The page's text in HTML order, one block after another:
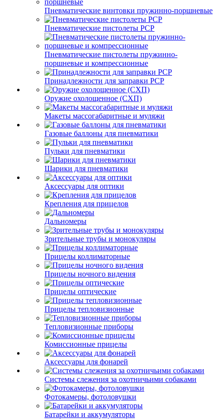
Пневматические винтовки пружинно-поршневые
Пневматические пистолеты PCP
Пневматические пистолеты пружинно-
поршневые и компрессионные
Принадлежности для заправки PCP
Оружие охолощенное (СХП)
Макеты массогабаритные и муляжи
Газовые баллоны для пневматики
Пульки для пневматики
Шарики для пневматики
Аксессуары для оптики
Крепления для прицелов
Дальномеры
Зрительные трубы и монокуляры
Прицелы коллиматорные
Прицелы ночного видения
Прицелы оптические
Прицелы тепловизионные
Тепловизионные приборы
Комиссионные прицелы
Аксессуары для фонарей
Системы слежения за охотничьими собаками
Фотокамеры, фотоловушки
Батарейки и аккумуляторы